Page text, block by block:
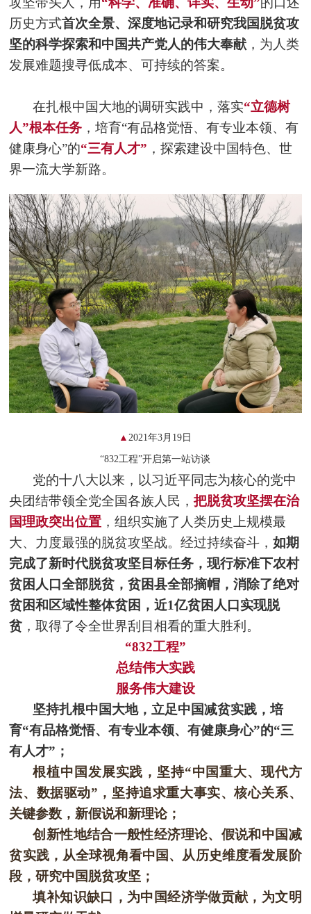
历史方式首次全景、深度地记录和研究我国脱贫攻
坚的科学探索和中国共产党人的伟大奉献 ，为人类
发展难题搜寻低成本、可持续的答案。
在扎根中国大地的调研实践中，落实“立德树
人”根本任务 ，培育“有品格觉悟、有专业本领、有
健康身心”的“三有人才” ，探索建设中国特色、世
界一流大学新路。
▲2021年3月19日
“832工程”开启第一站访谈
党的十八大以来，以习近平同志为核心的党中
央团结带领全党全国各族人民，把脱贫攻坚摆在治
国理政突出位置 ，组织实施了人类历史上规模最
大、力度最强的脱贫攻坚战。经过持续奋斗，如期
完成了新时代脱贫攻坚目标任务，现行标准下农村
贫困人口全部脱贫，贫困县全部摘帽，消除了绝对
贫困和区域性整体贫困，近1亿贫困人口实现脱
贫 ，取得了令全世界刮目相看的重大胜利。
“832工程”
总结伟大实践
服务伟大建设
坚持扎根中国大地，立足中国减贫实践，培
育“有品格觉悟、有专业本领、有健康身心”的“三
有人才”；
根植中国发展实践，坚持“中国重大、现代方
法、数据驱动”，坚持追求重大事实、核心关系、
关键参数，新假说和新理论；
创新性地结合一般性经济理论、假说和中国减
贫实践，从全球视角看中国、从历史维度看发展阶
段，研究中国脱贫攻坚；
填补知识缺口，为中国经济学做贡献，为文明